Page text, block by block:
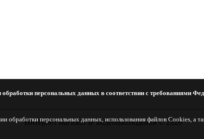
Интернет магазин IP видеонаблюдения © 2026
персональных данных в соответствии с требованиями
обработки персональных данных, использования файлов Cookies, а